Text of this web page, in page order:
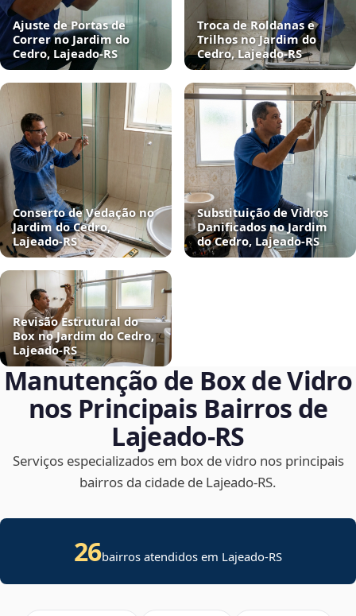
Ajuste de Portas de
Correr no Jardim do
Cedro, Lajeado‑RS
Troca de Roldanas e
Trilhos no Jardim do
Cedro, Lajeado‑RS
Conserto de Vedação no
Jardim do Cedro,
Lajeado‑RS
Substituição de Vidros
Danificados no Jardim
do Cedro, Lajeado‑RS
Revisão Estrutural do
Box no Jardim do Cedro,
Lajeado‑RS
Manutenção de Box de Vidro
nos Principais Bairros de
Lajeado‑RS
Serviços especializados em box de vidro nos principais
bairros da cidade de Lajeado‑RS.
26bairros atendidos em Lajeado-RS